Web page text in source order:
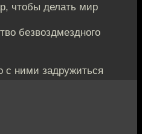
чтобы делать мир
безвоздмездного
ними задружиться